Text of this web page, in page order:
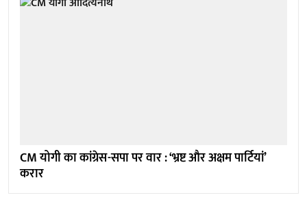
CM योगी का कांग्रेस-सपा पर वार : ‘भ्रष्ट और अक्षम पार्टियां’
करार